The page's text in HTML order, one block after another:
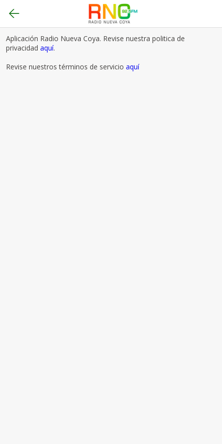
Aplicación Radio Nueva Coya. Revise nuestra politica de
privacidad aquí.
Revise nuestros términos de servicio aquí